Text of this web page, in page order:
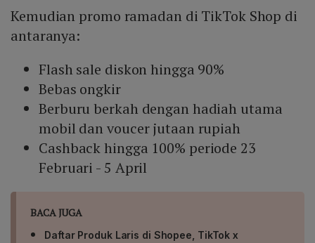
Kemudian promo ramadan di TikTok Shop di
antaranya:
Flash sale diskon hingga 90%
Bebas ongkir
Berburu berkah dengan hadiah utama
mobil dan voucer jutaan rupiah
Cashback hingga 100% periode 23
Februari - 5 April
BACA JUGA
Daftar Produk Laris di Shopee, TikTok x